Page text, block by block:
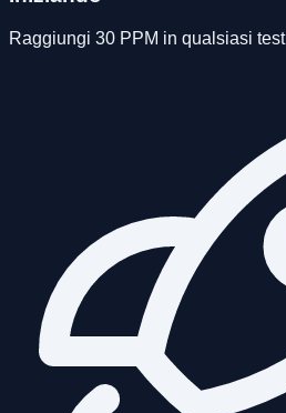
Raggiungi 30 PPM in qualsiasi test